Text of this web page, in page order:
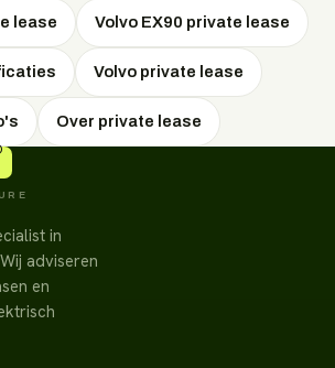
lease Volvo EX90 private lease
Volvo private lease
Over private lease
in
adviseren
en